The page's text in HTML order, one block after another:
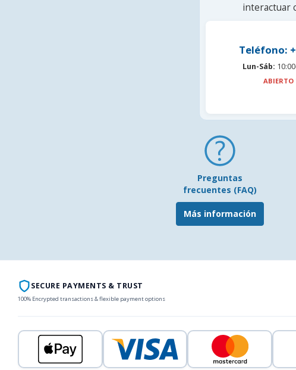
interactuar
Teléfono:
Lun-Sáb:
ABIERTO
Preguntas
frecuentes (FAQ)
Más información
SECURE PAYMENTS & TRUST
100% Encrypted transactions & flexible payment options